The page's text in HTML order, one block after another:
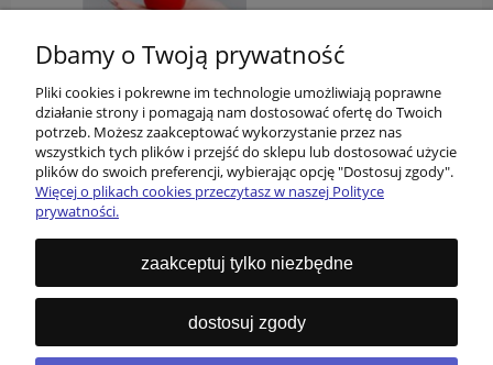
O nas
Informacje
Dbamy o Twoją prywatność
Pliki cookies i pokrewne im technologie umożliwiają poprawne
działanie strony i pomagają nam dostosować ofertę do Twoich
potrzeb. Możesz zaakceptować wykorzystanie przez nas
wszystkich tych plików i przejść do sklepu lub dostosować użycie
plików do swoich preferencji, wybierając opcję "Dostosuj zgody".
Więcej o plikach cookies przeczytasz w naszej Polityce
prywatności.
zaakceptuj tylko niezbędne
dostosuj zgody